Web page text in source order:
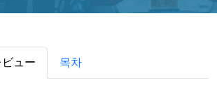
ュー 목차